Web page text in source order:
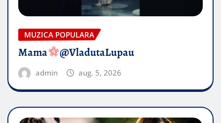
MUZICA POPULARA
Mama @VladutaLupau
admin aug. 5, 2026